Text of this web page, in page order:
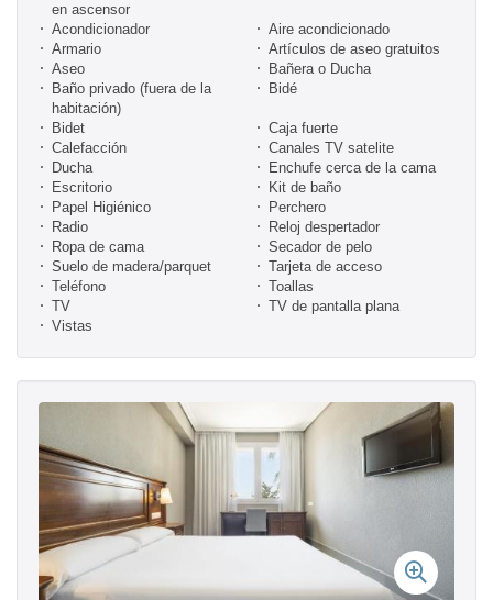
en ascensor
Acondicionador
Aire acondicionado
Armario
Artículos de aseo gratuitos
Aseo
Bañera o Ducha
Baño privado (fuera de la
habitación)
Bidé
Bidet
Caja fuerte
Calefacción
Canales TV satelite
Ducha
Enchufe cerca de la cama
Escritorio
Kit de baño
Papel Higiénico
Perchero
Radio
Reloj despertador
Ropa de cama
Secador de pelo
Suelo de madera/parquet
Tarjeta de acceso
Teléfono
Toallas
TV
TV de pantalla plana
Vistas